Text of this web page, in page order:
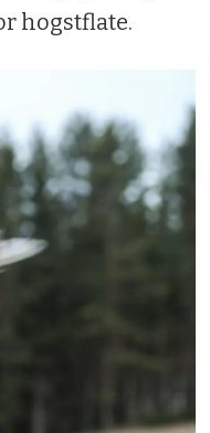
hogstflate.